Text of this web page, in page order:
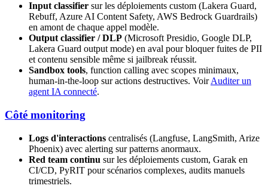
Input classifier sur les déploiements custom (Lakera Guard,
Rebuff, Azure AI Content Safety, AWS Bedrock Guardrails)
en amont de chaque appel modèle.
Output classifier / DLP (Microsoft Presidio, Google DLP,
Lakera Guard output mode) en aval pour bloquer fuites de PII
et contenu sensible même si jailbreak réussit.
Sandbox tools, function calling avec scopes minimaux,
human-in-the-loop sur actions destructives. VoirAuditer un
agent IA connecté.
Côté monitoring
Logs d'interactions centralisés (Langfuse, LangSmith, Arize
Phoenix) avec alerting sur patterns anormaux.
Red team continu sur les déploiements custom, Garak en
CI/CD, PyRIT pour scénarios complexes, audits manuels
trimestriels.